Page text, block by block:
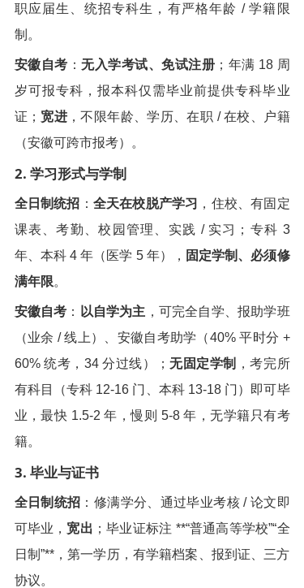
职应届生、统招专科生，有严格年龄 / 学籍限
制。
安徽自考 ： 无入学考试、免试注册 ；年满 18 周
岁可报专科，报本科仅需毕业前提供专科毕业
证； 宽进 ，不限年龄、学历、在职 / 在校、户籍
（安徽可跨市报考）。
2. 学习形式与学制
全日制统招 ： 全天在校脱产学习 ，住校、有固定
课表、考勤、校园管理、实践 / 实习；专科 3
年、本科 4 年（医学 5 年）， 固定学制、必须修
满年限。
安徽自考 ： 以自学为主 ，可完全自学、报助学班
（业余 / 线上）、安徽自考助学（40% 平时分 +
60% 统考，34 分过线）； 无固定学制
，考完所
有科目（专科 12-16 门、本科 13-18 门）即可毕
业，最快 1.5-2 年，慢则 5-8 年，无学籍只有考
籍。
3. 毕业与证书
全日制统招 ：修满学分、通过毕业考核 / 论文即
可毕业， 宽出 ；毕业证标注 **“普通高等学校”“全
日制”**，第一学历，有学籍档案、报到证、三方
协议。